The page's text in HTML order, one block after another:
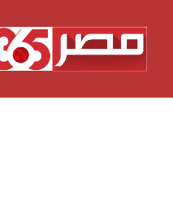
المحتوى